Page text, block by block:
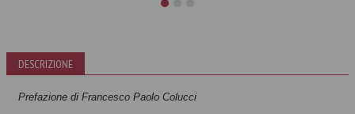
Cosa accade nei
gruppi
Robert D. Hinshelwood
L'uomo sociale
DESCRIZIONE
Prefazione di Francesco Paolo Colucci